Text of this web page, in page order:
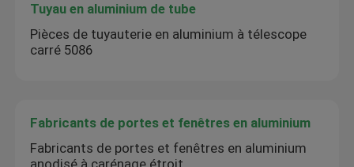
Tuyau en aluminium de tube
Pièces de tuyauterie en aluminium à télescope
carré 5086
Fabricants de portes et fenêtres en aluminium
Fabricants de portes et fenêtres en aluminium
anodisé à carénage étroit